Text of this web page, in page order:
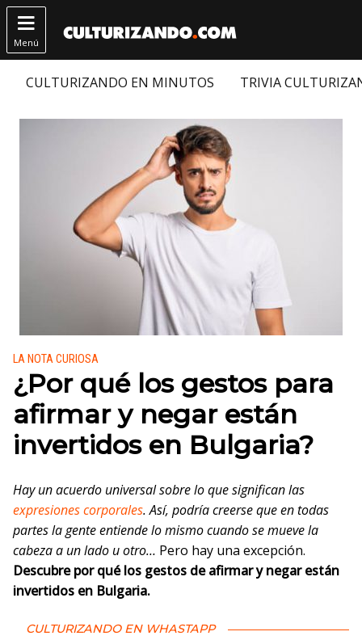

Menú
CULTURIZANDO EN MINUTOS TRIVIA
Publicado en:
LA NOTA CURIOSA
¿Por qué los gestos para
afirmar y negar están
invertidos en Bulgaria?
Hay un acuerdo universal sobre lo que significan las
expresiones corporales. Así, podría creerse que en todas
partes la gente entiende lo mismo cuando se mueve la
cabeza a un lado u otro… Pero hay una excepción.
Descubre por qué los gestos de afirmar y negar están
invertidos en Bulgaria.
CULTURIZANDO EN WHASTAPP